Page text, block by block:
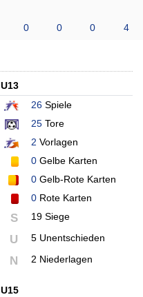
0 0 0 4
U13
26Spiele
25Tore
2 Vorlagen
0Gelbe Karten
0Gelb-Rote Karten
0Rote Karten
S 19 Siege
U 5 Unentschieden
N 2 Niederlagen
U15